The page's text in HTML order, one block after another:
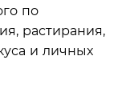
по
растирания,
и личных